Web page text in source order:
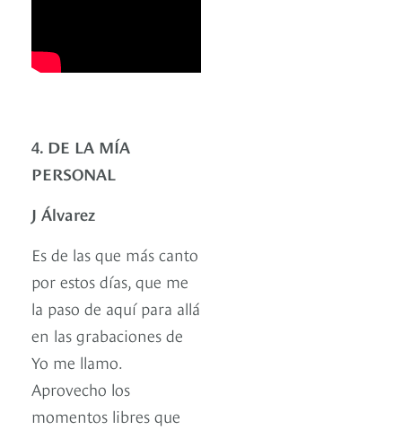
4. DE LA MÍA
PERSONAL
J Álvarez
Es de las que más canto
por estos días, que me
la paso de aquí para allá
en las grabaciones de
Yo me llamo.
Aprovecho los
momentos libres que